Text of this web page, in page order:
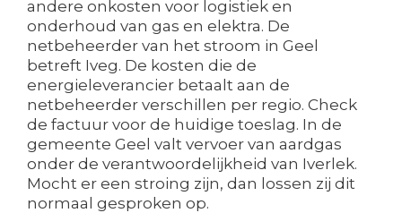
andere onkosten voor logistiek en
onderhoud van gas en elektra. De
netbeheerder van het stroom in Geel
betreft Iveg. De kosten die de
energieleverancier betaalt aan de
netbeheerder verschillen per regio. Check
de factuur voor de huidige toeslag. In de
gemeente Geel valt vervoer van aardgas
onder de verantwoordelijkheid van Iverlek.
Mocht er een stroing zijn, dan lossen zij dit
normaal gesproken op.